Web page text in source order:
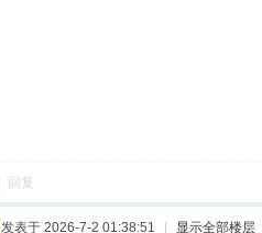
回复
发表于 2026-7-2 01:38:51 显示全部楼层